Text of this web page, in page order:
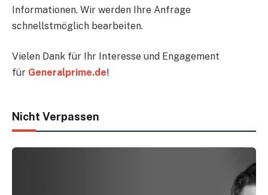
Informationen. Wir werden Ihre Anfrage
schnellstmöglich bearbeiten.
Vielen Dank für Ihr Interesse und Engagement
für Generalprime.de!
Nicht Verpassen